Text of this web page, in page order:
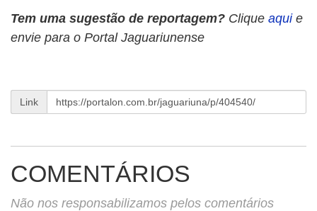
Tem uma sugestão de reportagem? Clique aqui e
envie para o Portal Jaguariunense
Link
COMENTÁRIOS
Não nos responsabilizamos pelos comentários